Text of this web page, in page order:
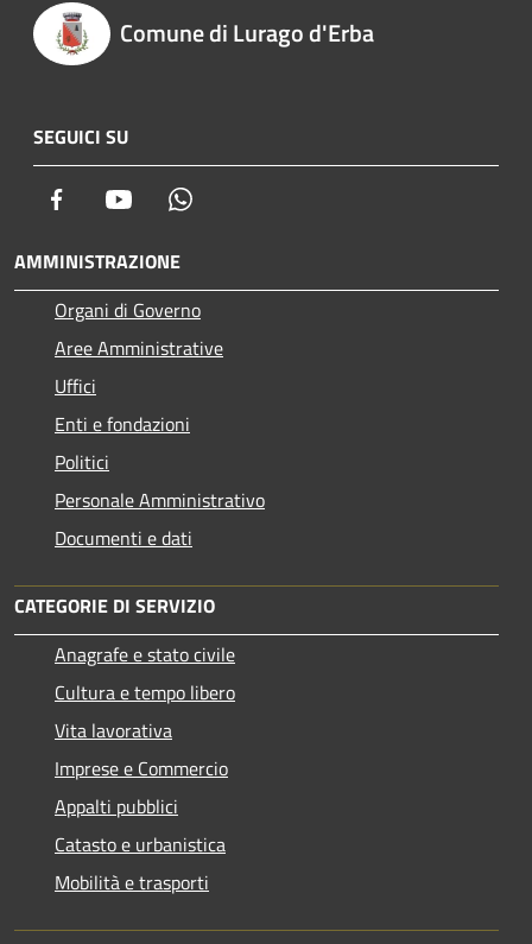
Comune di Lurago d'Erba
SEGUICI SU
Facebook Youtube
AMMINISTRAZIONE
Organi di Governo
Aree Amministrative
Uffici
Enti e fondazioni
Politici
Personale Amministrativo
Documenti e dati
CATEGORIE DI SERVIZIO
Anagrafe e stato civile
Cultura e tempo libero
Vita lavorativa
Imprese e Commercio
Appalti pubblici
Catasto e urbanistica
Mobilità e trasporti